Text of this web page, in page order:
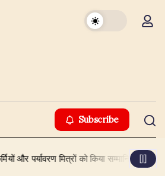
Subscribe
मित्रों को किया सम्मानित August 4,